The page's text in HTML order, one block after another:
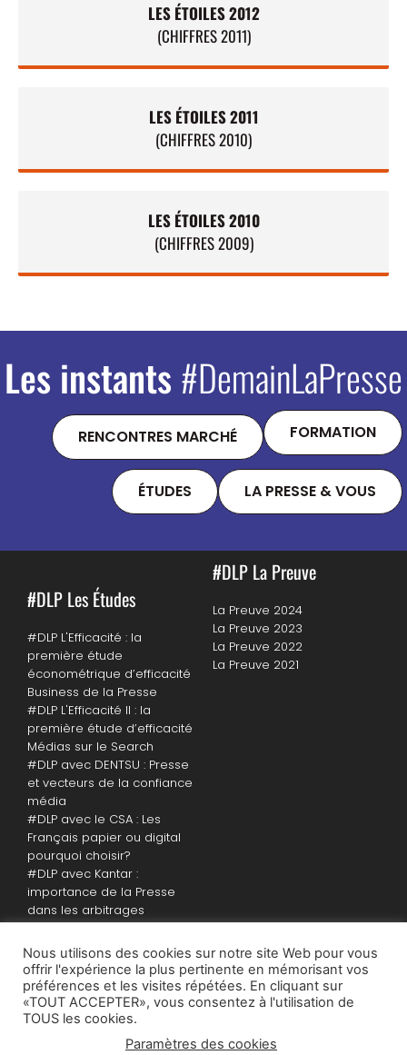
LES ÉTOILES 2012
(CHIFFRES 2011)
LES ÉTOILES 2011
(CHIFFRES 2010)
LES ÉTOILES 2010
(CHIFFRES 2009)
Les instants #DemainLaPresse
RENCONTRES MARCHÉ FORMATION
ÉTUDES LA PRESSE & VOUS
#DLP Les Études
#DLP L'Efficacité : la
première étude
économétrique d’efficacité
Business de la Presse
#DLP L'Efficacité II : la
première étude d’efficacité
Médias sur le Search
#DLP avec DENTSU : Presse
et vecteurs de la confiance
média
#DLP avec le CSA : Les
Français papier ou digital
pourquoi choisir?
#DLP avec Kantar :
importance de la Presse
dans les arbitrages
politiques
#DLP La Preuve
La Preuve 2024
La Preuve 2023
La Preuve 2022
La Preuve 2021
Un mouvement développé par
Nous utilisons des cookies sur notre site Web pour vous
offrir l'expérience la plus pertinente en mémorisant vos
préférences et les visites répétées. En cliquant sur
«TOUT ACCEPTER», vous consentez à l'utilisation de
TOUS les cookies.
Paramètres des cookies